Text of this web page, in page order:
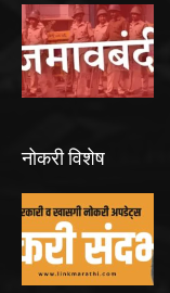
नोकरी विशेष